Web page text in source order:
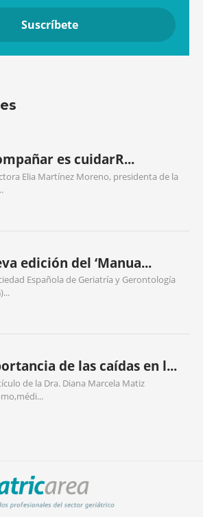
es cuidarR...
Elia Martínez Moreno, presidenta de la
edición del ‘Manua...
Española de Geriatría y Gerontología
de las caídas en l...
de la Dra. Diana Marcela Matiz